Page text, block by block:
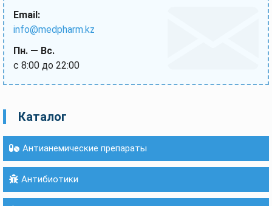
Email:
info@medpharm.kz
Пн. — Вс.
с 8:00 до 22:00
Каталог
Антианемические препараты
Антибиотики